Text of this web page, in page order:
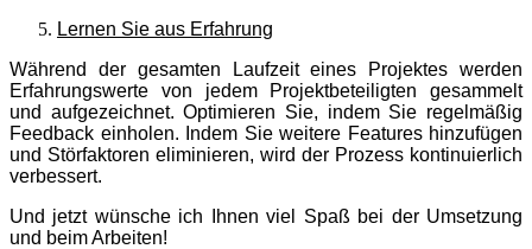
Lernen Sie aus Erfahrung
Während der gesamten Laufzeit eines Projektes werden
Erfahrungswerte von jedem Projektbeteiligten gesammelt
und aufgezeichnet. Optimieren Sie, indem Sie regelmäßig
Feedback einholen. Indem Sie weitere Features hinzufügen
und Störfaktoren eliminieren, wird der Prozess kontinuierlich
verbessert.
Und jetzt wünsche ich Ihnen viel Spaß bei der Umsetzung
und beim Arbeiten!